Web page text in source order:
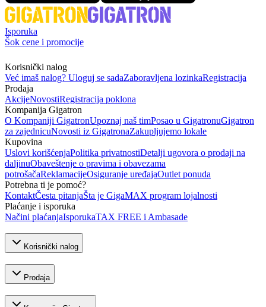
Isporuka
Šok cene i promocije
Korisnički nalog
Već imaš nalog? Uloguj se sadaZaboravljena lozinkaRegistracija
Prodaja
AkcijeNovostiRegistracija poklona
Kompanija Gigatron
O Kompaniji GigatronUpoznaj naš timPosao u GigatronuGigatron
za zajednicuNovosti iz GigatronaZakupljujemo lokale
Kupovina
Uslovi korišćenjaPolitika privatnostiDetalji ugovora o prodaji na
daljinuObaveštenje o pravima i obavezama
potrošačaReklamacijeOsiguranje uređajaOutlet ponuda
Potrebna ti je pomoć?
KontaktČesta pitanjaŠta je GigaMAX program lojalnosti
Plaćanje i isporuka
Načini plaćanjaIsporukaTAX FREE i Ambasade
Korisnički nalog
Prodaja